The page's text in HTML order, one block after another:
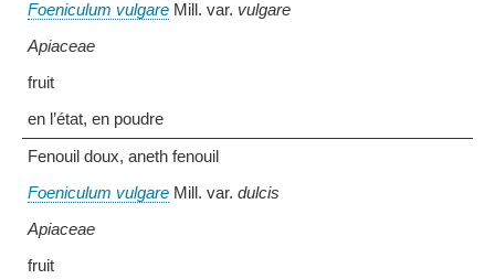
Foeniculum vulgare Mill. var. vulgare
Apiaceae
fruit
en l’état, en poudre
Fenouil doux, aneth fenouil
Foeniculum vulgare Mill. var.dulcis
Apiaceae
fruit